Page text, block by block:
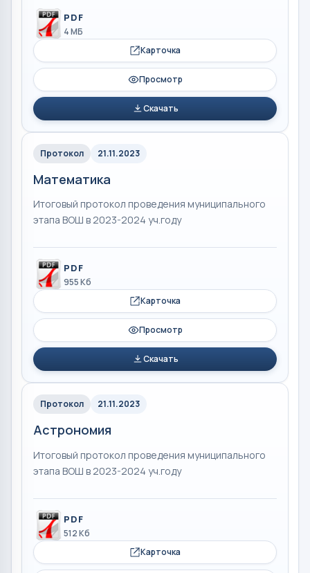
PDF
4 МБ
Карточка
Просмотр
Скачать
Протокол 21.11.2023
Математика
Итоговый протокол проведения муниципального
этапа ВОШ в 2023-2024 уч.году
PDF
955 Кб
Карточка
Просмотр
Скачать
Протокол 21.11.2023
Астрономия
Итоговый протокол проведения муниципального
этапа ВОШ в 2023-2024 уч.году
PDF
512 Кб
Карточка